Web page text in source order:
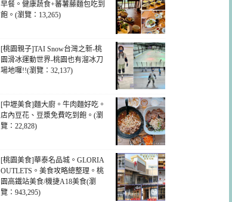
早餐。健康蔬食+蕃薯藤麵包吃到
飽。(瀏覽：13,265)
[桃園親子]TAI Snow台灣之新-桃
園滑冰運動世界-桃園也有溜冰刀
場地囉!!(瀏覽：32,137)
[中壢美食]麵大廚。牛肉麵好吃。
店內豆花、豆漿免費吃到飽。(瀏
覽：22,828)
[桃園美食]華泰名品城。GLORIA
OUTLETS。美食攻略總整理。桃
園高鐵站美食/機捷A18美食(瀏
覽：943,295)